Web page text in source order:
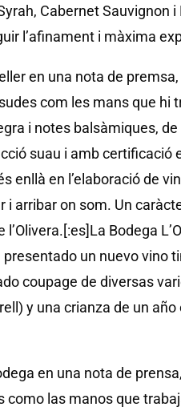
Cabernet Sauvignon
l’afinament i màxima
en una nota de premsa,
com les mans que hi
i notes balsàmiques,
suau i amb certificació
enllà en l’elaboració de
arribar on som. Un
Bodega
presentado un nuevo vino
coupage de diversas
y una crianza de un
en una nota de
las manos que